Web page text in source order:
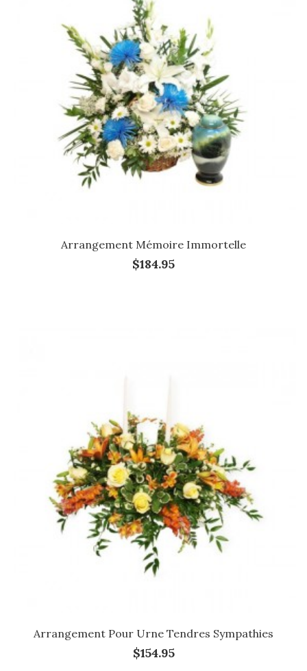
Arrangement Mémoire Immortelle
$184.95
Arrangement Pour Urne Tendres Sympathies
$154.95